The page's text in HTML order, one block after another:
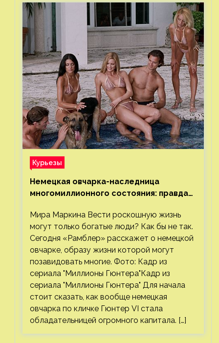
Курьезы
Немецкая овчарка-наследница
многомиллионного состояния: правда
Мира Маркина Вести роскошную жизнь
могут только богатые люди? Как бы не так.
Сегодня «Рамблер» расскажет о немецкой
овчарке, образу жизни которой могут
позавидовать многие. Фото: Кадр из
сериала "Миллионы Гюнтера"Кадр из
сериала "Миллионы Гюнтера" Для начала
стоит сказать, как вообще немецкая
овчарка по кличке Гюнтер VI стала
обладательницей огромного капитала. […]